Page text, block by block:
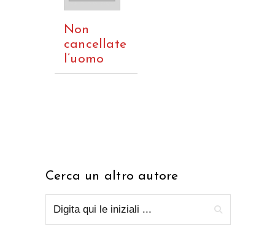
Non
cancellate
l’uomo
Cerca un altro autore